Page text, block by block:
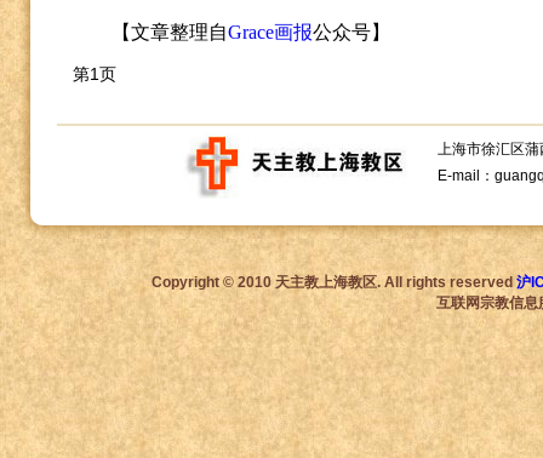
【文章整理自Grace画报公众号】
第1页
上海市徐汇区
E-mail：
Copyright © 2010 天主教上海教区. All rights reserved 沪
互联网宗教信息服